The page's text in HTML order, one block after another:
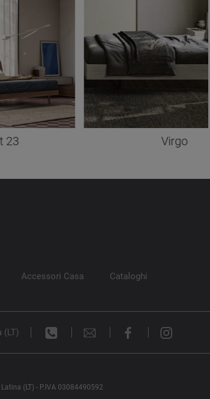
23 Virgo
Accessori Casa Cataloghi
(LT)
(LT) - P.IVA 03084490592